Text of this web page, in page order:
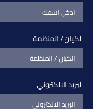
الكيان / المنظمة
البريد الالكتروني